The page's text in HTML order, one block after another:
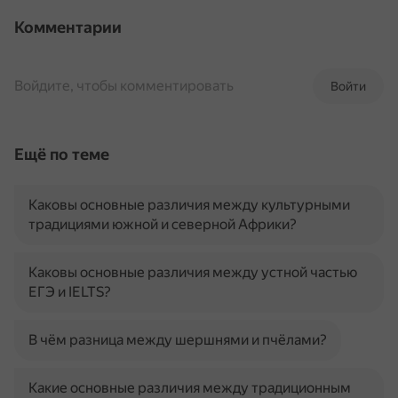
Комментарии
Войти
Войдите, чтобы комментировать
Ещё по теме
Каковы основные различия между культурными
традициями южной и северной Африки?
Каковы основные различия между устной частью
ЕГЭ и IELTS?
В чём разница между шершнями и пчёлами?
Какие основные различия между традиционным